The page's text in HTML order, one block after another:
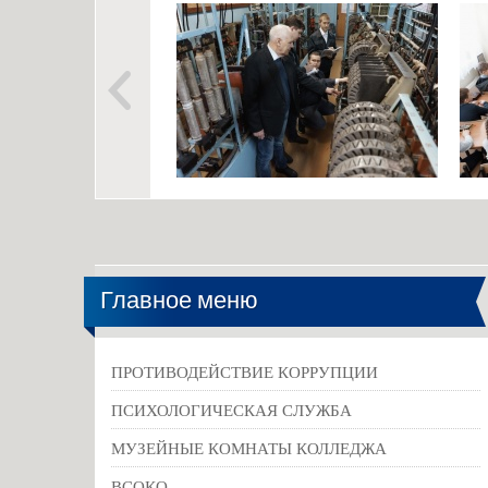
Главное меню
ПРОТИВОДЕЙСТВИЕ КОРРУПЦИИ
ПСИХОЛОГИЧЕСКАЯ СЛУЖБА
МУЗЕЙНЫЕ КОМНАТЫ КОЛЛЕДЖА